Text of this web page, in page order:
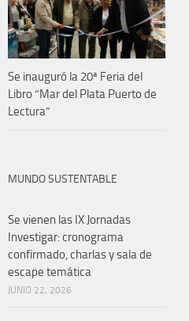
Se inauguró la 20ª Feria del
Libro “Mar del Plata Puerto de
Lectura”
MUNDO SUSTENTABLE
Se vienen las IX Jornadas
Investigar: cronograma
confirmado, charlas y sala de
escape temática
JUNIO 22, 2026